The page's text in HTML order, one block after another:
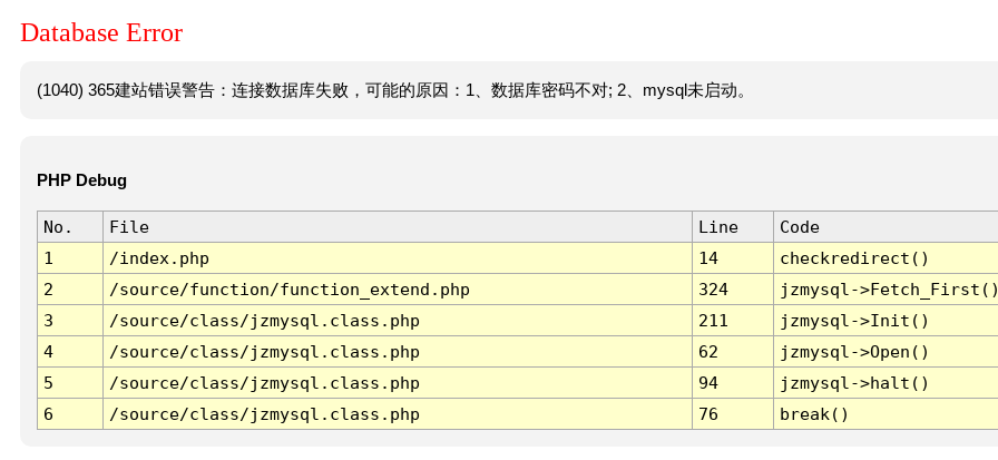
Database Error
(1040) 365建站错误警告：连接数据库失败，可能的原因：1、数据库密码不对; 2、mysql未启动。
PHP Debug
No. File Line
Code
1
/index.php 14
checkredirect()
2
/source/function/function_extend.php 324
jzmysql-
3
/source/class/jzmysql.class.php 211
jzmysql->Init()
4
/source/class/jzmysql.class.php 62
jzmysql->Open()
5
/source/class/jzmysql.class.php 94
jzmysql->halt()
6
/source/class/jzmysql.class.php 76 break()